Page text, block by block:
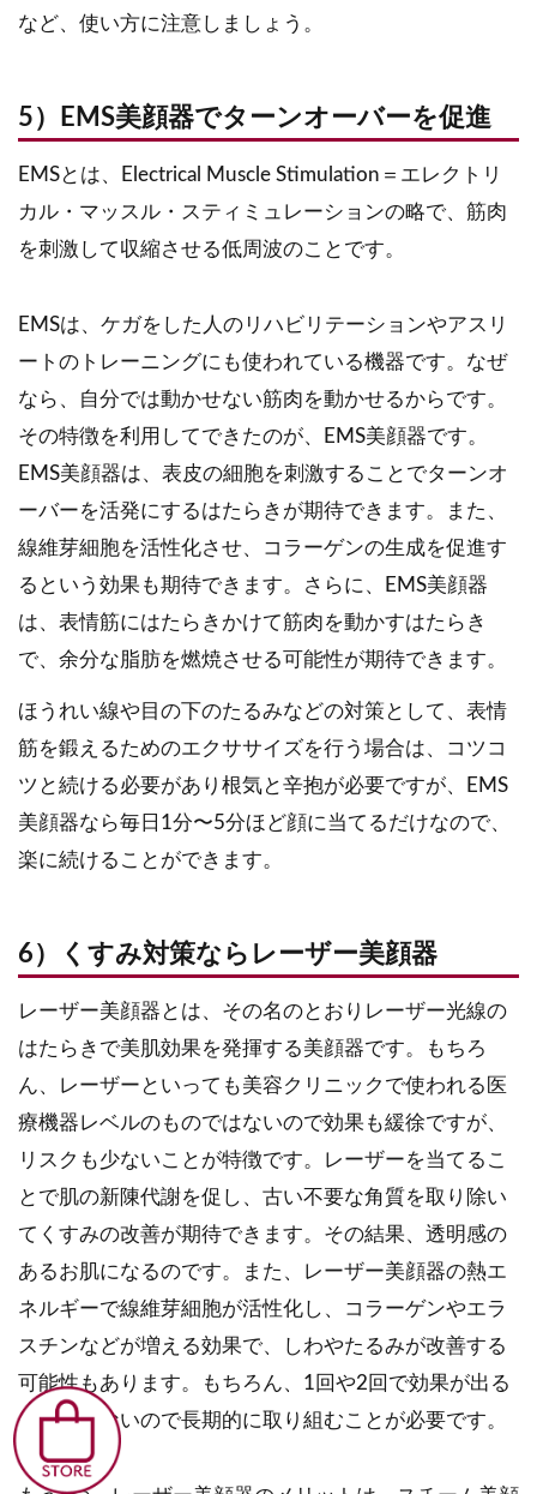
など、使い方に注意しましょう。
5）EMS美顔器でターンオーバーを促進
EMSとは、Electrical Muscle Stimulation＝エレクトリ
カル・マッスル・スティミュレーションの略で、筋肉
を刺激して収縮させる低周波のことです。
EMSは、ケガをした人のリハビリテーションやアスリ
ートのトレーニングにも使われている機器です。なぜ
なら、自分では動かせない筋肉を動かせるからです。
その特徴を利用してできたのが、EMS美顔器です。
EMS美顔器は、表皮の細胞を刺激することでターンオ
ーバーを活発にするはたらきが期待できます。また、
線維芽細胞を活性化させ、コラーゲンの生成を促進す
るという効果も期待できます。さらに、EMS美顔器
は、表情筋にはたらきかけて筋肉を動かすはたらき
で、余分な脂肪を燃焼させる可能性が期待できます。
ほうれい線や目の下のたるみなどの対策として、表情
筋を鍛えるためのエクササイズを行う場合は、コツコ
ツと続ける必要があり根気と辛抱が必要ですが、EMS
美顔器なら毎日1分〜5分ほど顔に当てるだけなので、
楽に続けることができます。
6）くすみ対策ならレーザー美顔器
レーザー美顔器とは、その名のとおりレーザー光線の
はたらきで美肌効果を発揮する美顔器です。もちろ
ん、レーザーといっても美容クリニックで使われる医
療機器レベルのものではないので効果も緩徐ですが、
リスクも少ないことが特徴です。レーザーを当てるこ
とで肌の新陳代謝を促し、古い不要な角質を取り除い
てくすみの改善が期待できます。その結果、透明感の
あるお肌になるのです。また、レーザー美顔器の熱エ
ネルギーで線維芽細胞が活性化し、コラーゲンやエラ
スチンなどが増える効果で、しわやたるみが改善する
可能性もあります。もちろん、1回や2回で効果が出る
ことは少ないので長期的に取り組むことが必要です。